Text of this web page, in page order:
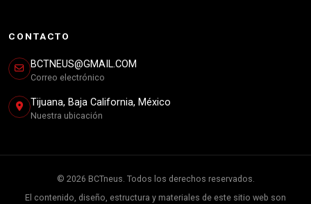
CONTACTO
BCTNEUS@GMAIL.COM
Correo electrónico
Tijuana, Baja California, México
Nuestra ubicación
© 2026 BCTneus. Todos los derechos reservados.
El contenido, diseño, estructura y materiales de este sitio web son